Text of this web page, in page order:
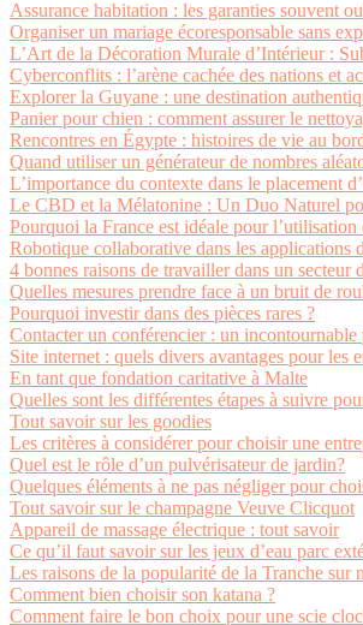
Assurance habitation : les garanties souvent
Organiser un mariage écoresponsable sans
L’Art de la Décoration Murale d’Intérieur :
Cyberconflits : l’arène cachée des nations et
Explorer la Guyane : une destination
Panier pour chien : comment assurer le
Rencontres en Égypte : histoires de vie au
Quand utiliser un générateur de nombres
L’importance du contexte dans le placement
Le CBD et la Mélatonine : Un Duo Naturel
Pourquoi la France est idéale pour
Robotique collaborative dans les applications
4 bonnes raisons de travailler dans un secteur
Quelles mesures prendre face à un bruit de
Pourquoi investir dans des pièces rares ?
Contacter un conférencier : un incontournable
Site internet : quels divers avantages pour les
En tant que fondation caritative à Malte
Quelles sont les différentes étapes à suivre
Tout savoir sur les goodies
Les critères à considérer pour choisir une
Quel est le rôle d’un pulvérisateur de jardin?
Quelques éléments à ne pas négliger pour
Tout savoir sur le champagne Veuve Clicquot
Appareil de massage électrique : tout savoir
Ce qu’il faut savoir sur les jeux d’eau parc
Les raisons de la popularité de la Tranche sur
Comment bien choisir son katana ?
Comment faire le bon choix pour une scie